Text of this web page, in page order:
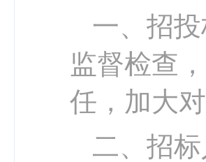
一、招
监督检查
任，加大
二、招